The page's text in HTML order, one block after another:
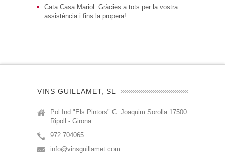
Cata Casa Mariol: Gràcies a tots per la vostra
assistència i fins la propera!
VINS GUILLAMET, SL
Pol.Ind "Els Pintors" C. Joaquim Sorolla 17500
Ripoll - Girona
972 704065
info@vinsguillamet.com